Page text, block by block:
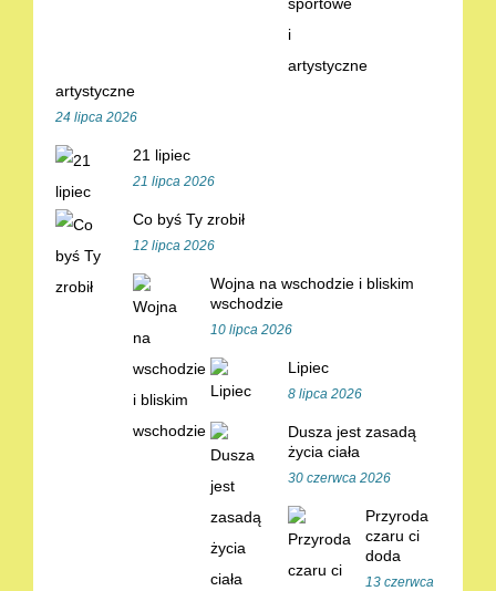
artystyczne
24 lipca 2026
21 lipiec
21 lipca 2026
Co byś Ty zrobił
12 lipca 2026
Wojna na wschodzie i bliskim
wschodzie
10 lipca 2026
Lipiec
8 lipca 2026
Dusza jest zasadą
życia ciała
30 czerwca 2026
Przyroda
czaru ci
doda
13 czerwca